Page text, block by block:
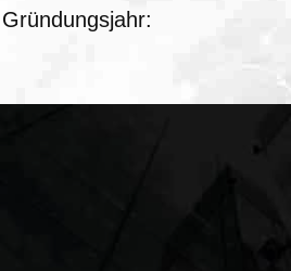
Gründungsjahr: